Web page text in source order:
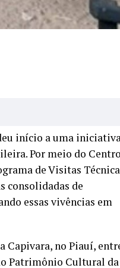
início a uma
Por meio do Centro
de Visitas
consolidadas de
essas vivências em
Capivara, no Piauí,
Patrimônio Cultural da